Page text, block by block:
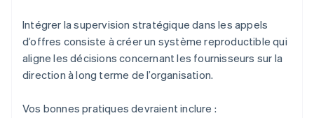
Intégrer la supervision stratégique dans les appels
d’offres consiste à créer un système reproductible qui
aligne les décisions concernant les fournisseurs sur la
direction à long terme de l’organisation.
Vos bonnes pratiques devraient inclure :